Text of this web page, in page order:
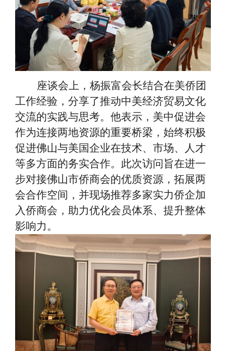
座谈会上，杨振富会长结合在美侨团
工作经验，分享了推动中美经济贸易文化
交流的实践与思考。他表示，美中促进会
作为连接两地资源的重要桥梁，始终积极
促进佛山与美国企业在技术、市场、人才
等多方面的务实合作。此次访问旨在进一
步对接佛山市侨商会的优质资源，拓展两
会合作空间，并现场推荐多家实力侨企加
入侨商会，助力优化会员体系、提升整体
影响力。